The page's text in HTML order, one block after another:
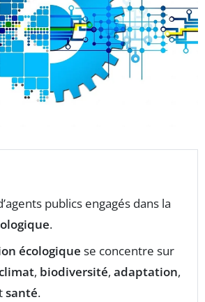
publics engagés dans la
.
écologique se concentre sur
, biodiversité, adaptation,
santé.